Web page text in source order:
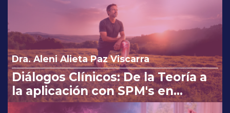
Dra. Aleni Alieta Paz Viscarra
Diálogos Clínicos: De la Teoría a
la aplicación con SPM's en
Osteoartritis